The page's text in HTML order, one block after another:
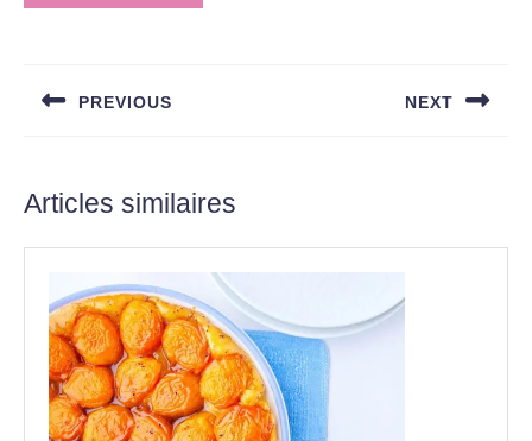
l’articlePREVIOUS NEXT
Articles similaires